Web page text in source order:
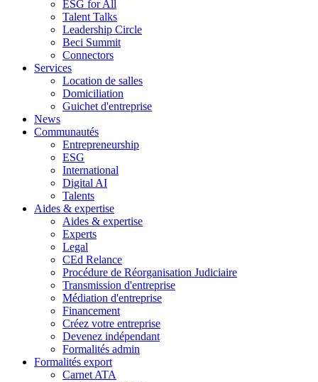
ESG for All
Talent Talks
Leadership Circle
Beci Summit
Connectors
Services
Location de salles
Domiciliation
Guichet d'entreprise
News
Communautés
Entrepreneurship
ESG
International
Digital AI
Talents
Aides & expertise
Aides & expertise
Experts
Legal
CEd Relance
Procédure de Réorganisation Judiciaire
Transmission d'entreprise
Médiation d'entreprise
Financement
Créez votre entreprise
Devenez indépendant
Formalités admin
Formalités export
Carnet ATA